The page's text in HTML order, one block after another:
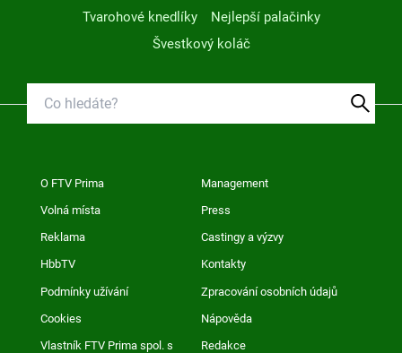
Tvarohové knedlíky
Nejlepší palačinky
Švestkový koláč
O FTV Prima Management
Volná místa Press
Reklama Castingy a výzvy
HbbTV Kontakty
Podmínky užívání Zpracování osobních údajů
Cookies Nápověda
Vlastník FTV Prima spol. s Redakce